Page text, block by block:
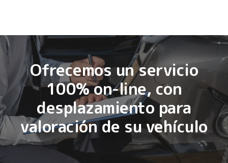
Ofrecemos un servicio
100% on-line, con
desplazamiento para
valoración de su vehículo